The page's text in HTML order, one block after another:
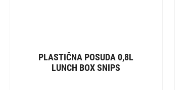
PLASTIČNA POSUDA 0,8L
LUNCH BOX SNIPS